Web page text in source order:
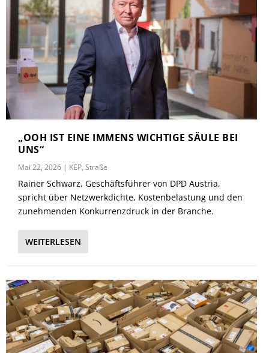
„OOH IST EINE IMMENS WICHTIGE SÄULE BEI
UNS“
Mai 22, 2026 | KEP,Straße
Rainer Schwarz, Geschäftsführer von DPD Austria,
spricht über Netzwerkdichte, Kostenbelastung und den
zunehmenden Konkurrenzdruck in der Branche.
WEITERLESEN